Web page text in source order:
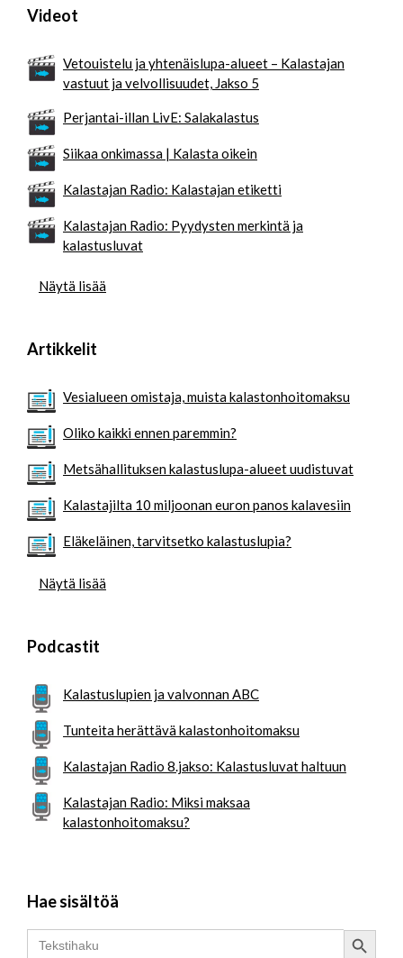
Videot
Vetouistelu ja yhtenäislupa-alueet – Kalastajan
vastuut ja velvollisuudet, Jakso 5
Perjantai-illan LivE: Salakalastus
Siikaa onkimassa | Kalasta oikein
Kalastajan Radio: Kalastajan etiketti
Kalastajan Radio: Pyydysten merkintä ja
kalastusluvat
Näytä lisää
Artikkelit
Vesialueen omistaja, muista kalastonhoitomaksu
Oliko kaikki ennen paremmin?
Metsähallituksen kalastuslupa-alueet uudistuvat
Kalastajilta 10 miljoonan euron panos kalavesiin
Eläkeläinen, tarvitsetko kalastuslupia?
Näytä lisää
Podcastit
Kalastuslupien ja valvonnan ABC
Tunteita herättävä kalastonhoitomaksu
Kalastajan Radio 8.jakso: Kalastusluvat haltuun
Kalastajan Radio: Miksi maksaa
kalastonhoitomaksu?
Hae sisältöä
Search
for:
Search Button